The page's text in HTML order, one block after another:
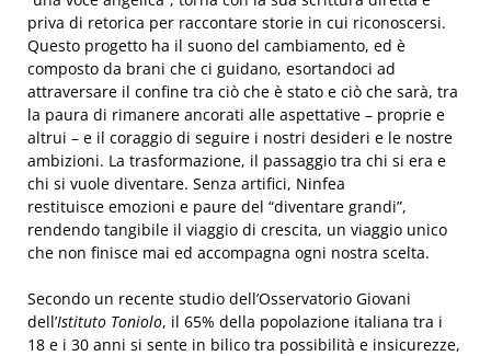
priva di retorica per raccontare storie in cui riconoscersi.
Questo progetto ha il suono del cambiamento, ed è
composto da brani che ci guidano, esortandoci ad
attraversare il confine tra ciò che è stato e ciò che sarà, tra
la paura di rimanere ancorati alle aspettative – proprie e
altrui – e il coraggio di seguire i nostri desideri e le nostre
ambizioni. La trasformazione, il passaggio tra chi si era e
chi si vuole diventare. Senza artifici, Ninfea
restituisce emozioni e paure del “diventare grandi”,
rendendo tangibile il viaggio di crescita, un viaggio unico
che non finisce mai ed accompagna ogni nostra scelta.
Secondo un recente studio dell’Osservatorio Giovani
dell’Istituto Toniolo, il 65% della popolazione italiana tra i
18 e i 30 anni si sente in bilico tra possibilità e insicurezze,